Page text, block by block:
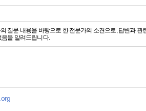
질문 내용을 바탕으로 한 전문가의 소견으로, 답변과
을 알려드립니다.